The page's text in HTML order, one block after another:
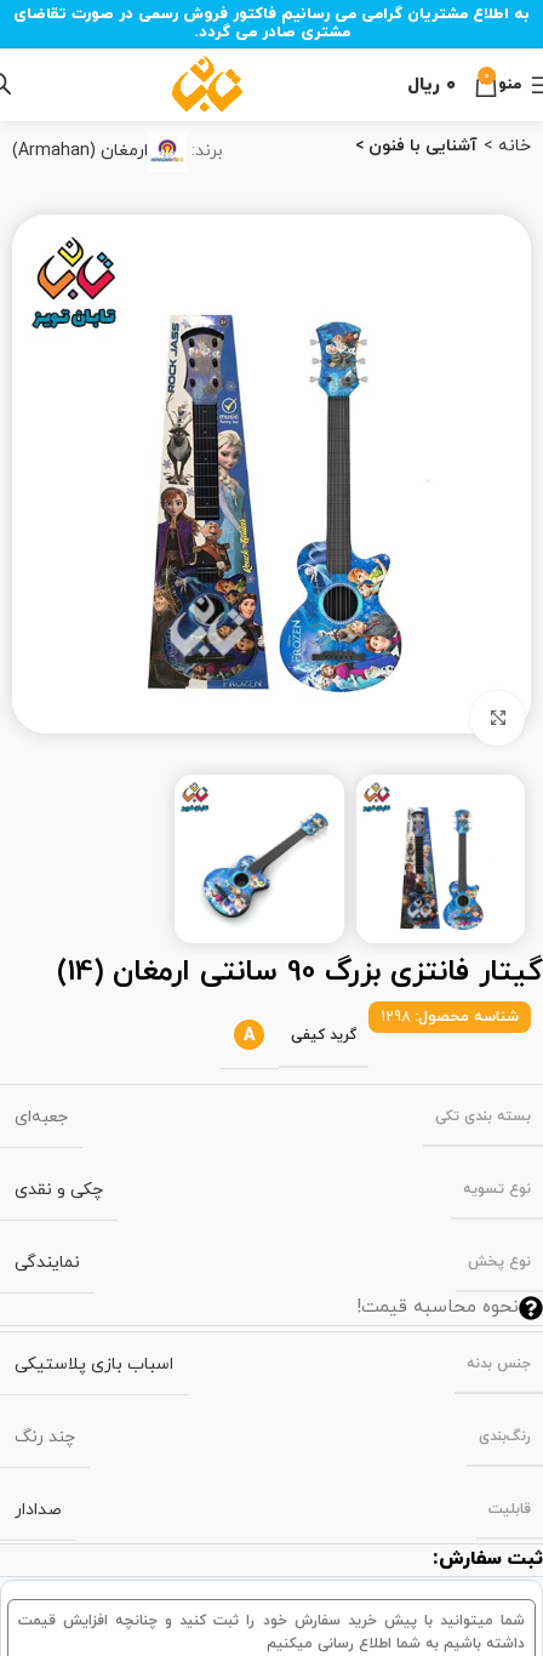
به اطلاع مشتریان گرامی می رسانیم فاکتور فروش رسمی در صورت تقاضای
مشتری صادر می گردد.
منو 0 ۰ ریال
خانه آشنایی با فنون برند: ارمغان (Armahan)
گیتار فانتزی بزرگ 90 سانتی ارمغان (14)
شناسه محصول: 1298
گرید کیفی A
بسته‌ بندی تکی جعبه‌ای
نوع تسویه چکی و نقدی
نوع پخش نمایندگی
نحوه محاسبه قیمت!
جنس بدنه اسباب بازی پلاستیکی
رنگ‌بندی چند رنگ
قابلیت صدادار
ثبت سفارش:
شما میتوانید با پیش خرید سفارش خود را ثبت کنید و چنانچه افزایش قیمت
داشته باشیم به شما اطلاع رسانی میکنیم